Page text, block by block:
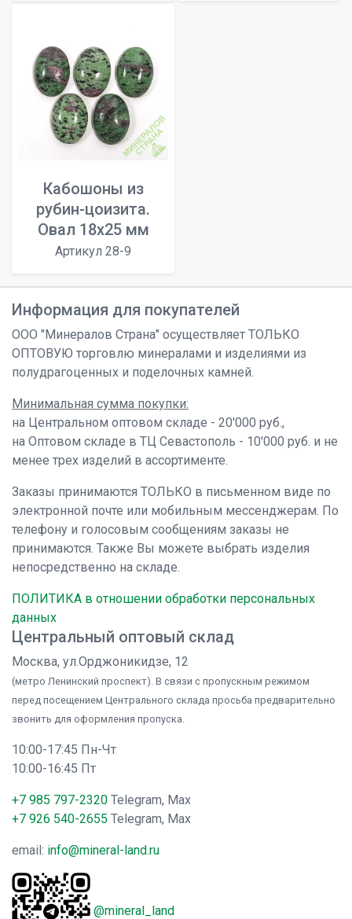
Кабошоны из
рубин-цоизита.
Овал 18х25 мм
Артикул 28-9
Информация для покупателей
ООО "Минералов Страна" осуществляет ТОЛЬКО
ОПТОВУЮ торговлю минералами и изделиями из
полудрагоценных и поделочных камней.
Минимальная сумма покупки:
на Центральном оптовом складе - 20'000 руб.,
на Оптовом складе в ТЦ Севастополь - 10'000 руб. и не
менее трех изделий в ассортименте.
Заказы принимаются ТОЛЬКО в письменном виде по
электронной почте или мобильным мессенджерам. По
телефону и голосовым сообщениям заказы не
принимаются. Также Вы можете выбрать изделия
непосредственно на складе.
ПОЛИТИКА в отношении обработки персональных
данных
Центральный оптовый склад
Москва, ул.Орджоникидзе, 12
(метро Ленинский проспект). В связи с пропускным режимом
перед посещением Центрального склада просьба предварительно
звонить для оформления пропуска.
10:00-17:45 Пн-Чт
10:00-16:45 Пт
+7 985 797-2320 Telegram, Max
+7 926 540-2655 Telegram, Max
email: info@mineral-land.ru
@mineral_land